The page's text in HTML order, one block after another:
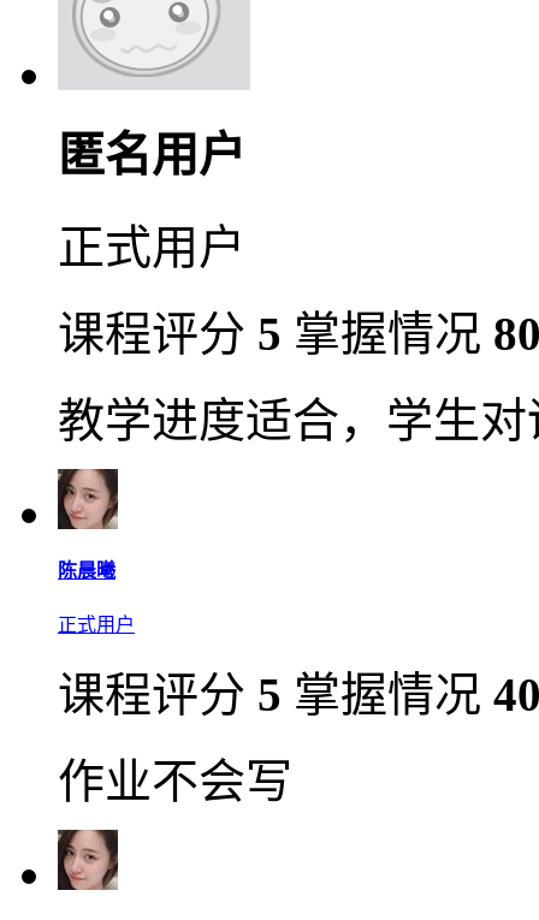
匿名用户
正式用户
课程评分 5 掌握情况
教学进度适合，学生
陈晨曦
正式用户
课程评分 5 掌握情况
作业不会写